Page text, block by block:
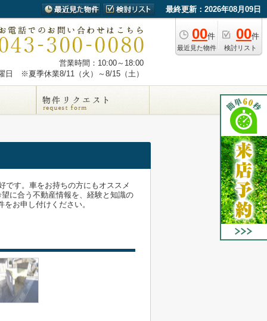
最終更新：2026年08月09日
00件
最近見た物件
00件
検討リスト
営業時間：10:00～18:00
日 ※夏季休業8/11（火）～8/15（土）
です。車をお持ちの方にもオススメ
に合う不動産情報を、経験と知識の
お申し付けください。